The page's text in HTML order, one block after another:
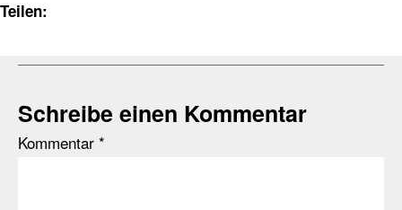
Teilen:
Schreibe einen Kommentar
Kommentar *